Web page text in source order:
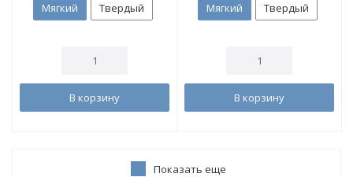
Мягкий Твердый
В корзину
Мягкий Твердый
В корзину
Показать еще